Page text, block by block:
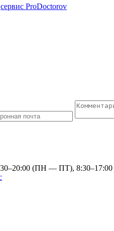
сервис ProDoctorov
(ПН — ПТ),